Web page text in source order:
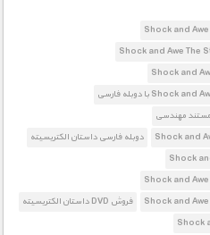
مستند مهندسی
دوبله فارسی داستان الکتریسیته
فروش DVD داستان الکتریسیته